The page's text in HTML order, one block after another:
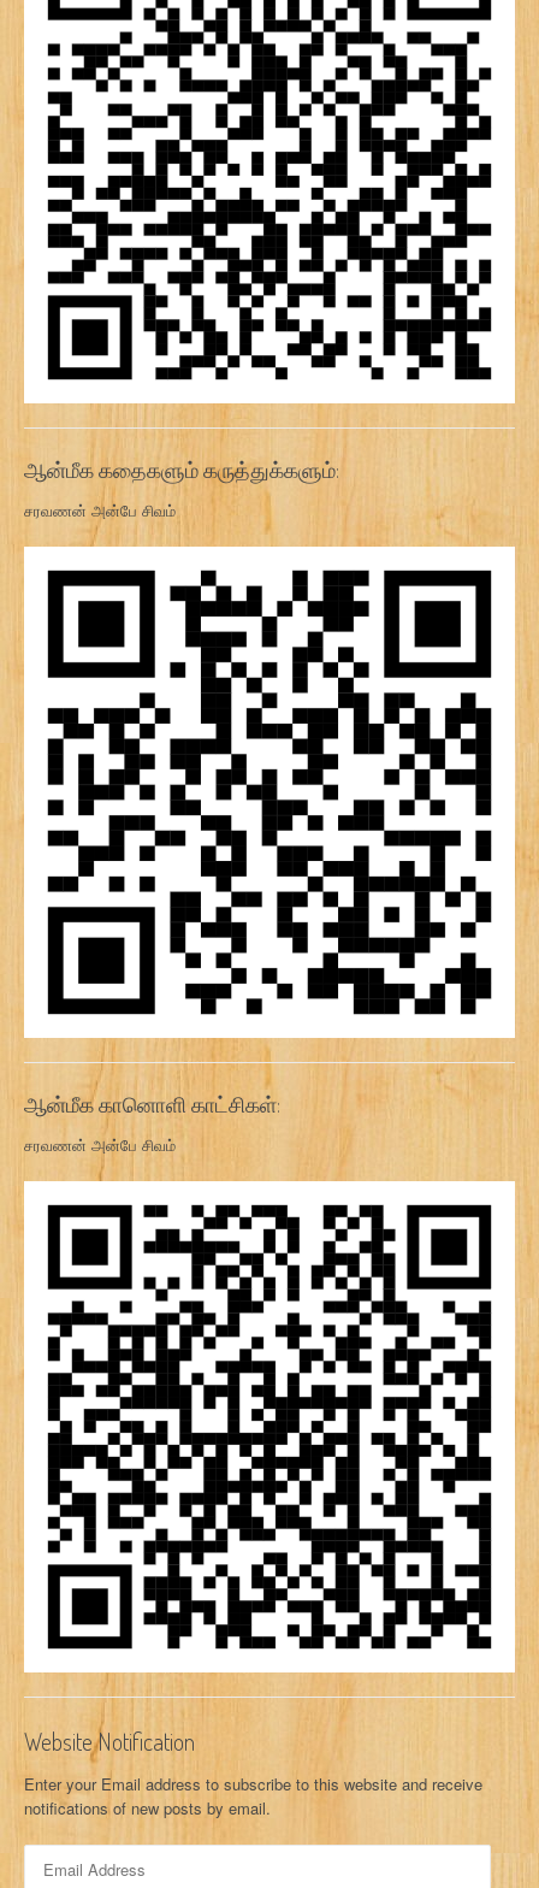
ஆன்மீக கதைகளும் கருத்துக்களும்:
சரவணன் அன்பே சிவம்
ஆன்மீக கானொளி காட்சிகள்:
சரவணன் அன்பே சிவம்
Website Notification
Enter your Email address to subscribe to this website and receive
notifications of new posts by email.